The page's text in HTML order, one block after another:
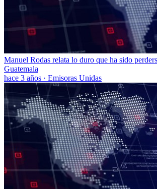
Manuel Rodas relata lo duro que ha sido
Guatemala
hace 3 años · Emisoras Unidas